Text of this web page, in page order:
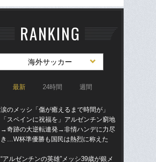
RANKING
海外サッカー
最新 24時間 週間
涙のメッシ「傷が癒えるまで時間が」
「スペインに祝福を」アルゼンチン窮地
→奇跡の大逆転連発→非情ハンデに力尽
き…W杯準優勝も国民は熱烈に称えた
“アルゼンチンの英雄”メッシ39歳が銀メ